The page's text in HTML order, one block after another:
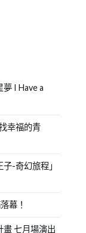
I Have a
幸福的青
-奇幻旅程」
幕！
畫 七月場演出